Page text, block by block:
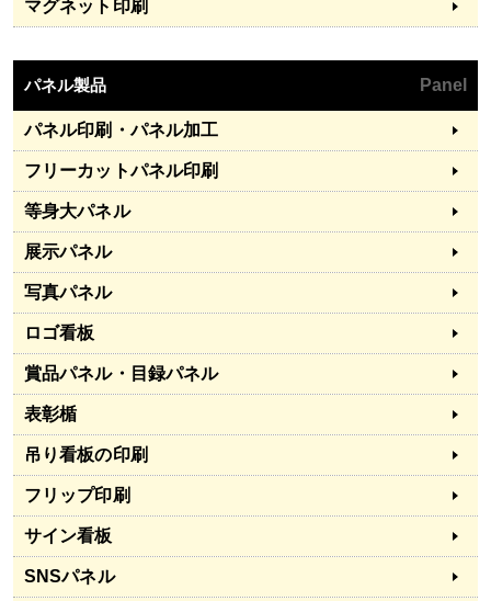
マグネット印刷
パネル製品 Panel
パネル印刷・パネル加工
フリーカットパネル印刷
等身大パネル
展示パネル
写真パネル
ロゴ看板
賞品パネル・目録パネル
表彰楯
吊り看板の印刷
フリップ印刷
サイン看板
SNSパネル